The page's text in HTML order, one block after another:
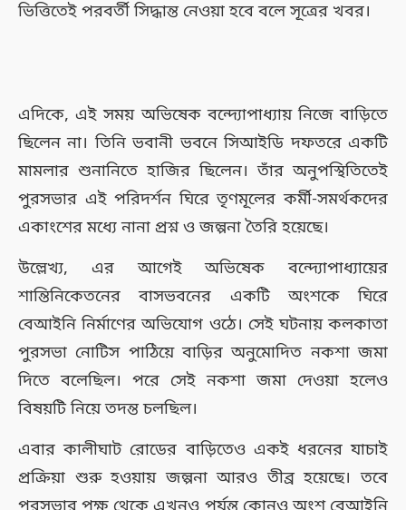
ভিত্তিতেই পরবর্তী সিদ্ধান্ত নেওয়া হবে বলে সূত্রের খবর।
এদিকে, এই সময় অভিষেক বন্দ্যোপাধ্যায় নিজে বাড়িতে
ছিলেন না। তিনি ভবানী ভবনে সিআইডি দফতরে একটি
মামলার শুনানিতে হাজির ছিলেন। তাঁর অনুপস্থিতিতেই
পুরসভার এই পরিদর্শন ঘিরে তৃণমূলের কর্মী-সমর্থকদের
একাংশের মধ্যে নানা প্রশ্ন ও জল্পনা তৈরি হয়েছে।
উল্লেখ্য, এর আগেই অভিষেক বন্দ্যোপাধ্যায়ের
শান্তিনিকেতনের বাসভবনের একটি অংশকে ঘিরে
বেআইনি নির্মাণের অভিযোগ ওঠে। সেই ঘটনায় কলকাতা
পুরসভা নোটিস পাঠিয়ে বাড়ির অনুমোদিত নকশা জমা
দিতে বলেছিল। পরে সেই নকশা জমা দেওয়া হলেও
বিষয়টি নিয়ে তদন্ত চলছিল।
এবার কালীঘাট রোডের বাড়িতেও একই ধরনের যাচাই
প্রক্রিয়া শুরু হওয়ায় জল্পনা আরও তীব্র হয়েছে। তবে